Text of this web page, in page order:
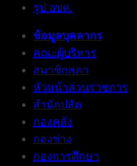
รูป อบต.
ข้อมูลบุคลากร
คณะผู้บริหาร
สมาชิกสภา
หัวหน้าส่วนราชการ
สำนักปลัด
กองคลัง
กองช่าง
กองการศึกษา